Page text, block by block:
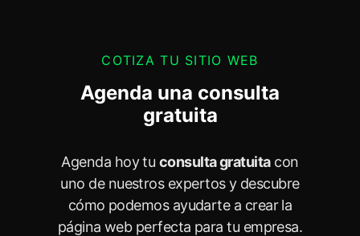
COTIZA TU SITIO WEB
Agenda una consulta
gratuita
Agenda hoy tu consulta gratuitacon
uno de nuestros expertos y descubre
cómo podemos ayudarte a crear la
página web perfecta para tu empresa.